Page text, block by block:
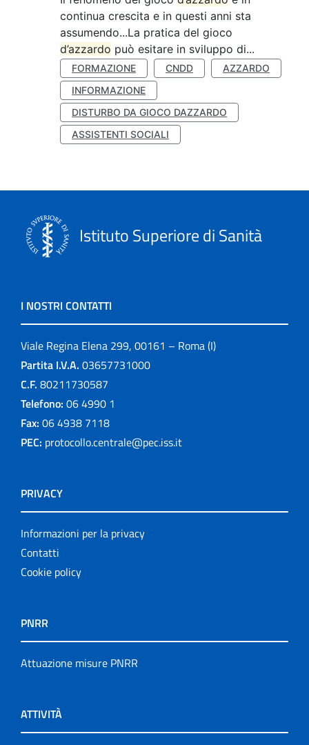
continua crescita e in questi anni sta
assumendo...La pratica del gioco
d’azzardo può esitare in sviluppo di...
FORMAZIONE CNDD
AZZARDO
INFORMAZIONE
DISTURBO DA GIOCO DAZZARDO
ASSISTENTI SOCIALI
Istituto Superiore di Sanità
I NOSTRI CONTATTI
Viale Regina Elena 299, 00161 – Roma (I)
Partita I.V.A. 03657731000
C.F. 80211730587
Telefono: 06 4990 1
Fax: 06 4938 7118
PEC: protocollo.centrale@pec.iss.it
PRIVACY
Informazioni per la privacy
Contatti
Cookie policy
PNRR
Attuazione misure PNRR
ATTIVITÀ